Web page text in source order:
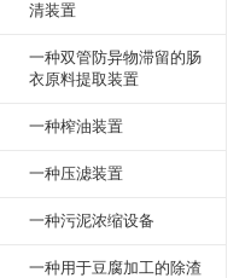
清装置
一种双管防异物滞留的肠
衣原料提取装置
一种榨油装置
一种压滤装置
一种污泥浓缩设备
一种用于豆腐加工的除渣